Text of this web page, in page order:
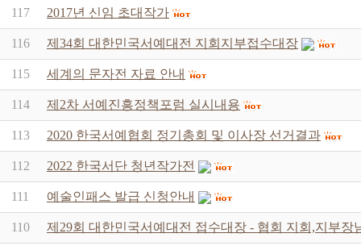
117 2017년 신임 초대작가
116 제34회 대한민국서예대전 지회지부접수대장
115 세계의 문자전 자료 안내
114 제2차 서예진흥정책포럼 실시내용
113 2020 한국서예협회 정기총회 및 이사장 선거결과
112 2022 한국서단 청년작가전
111 예술인패스 발급 신청안내
110 제29회 대한민국서예대전 접수대장 - 협회 지회,지부장